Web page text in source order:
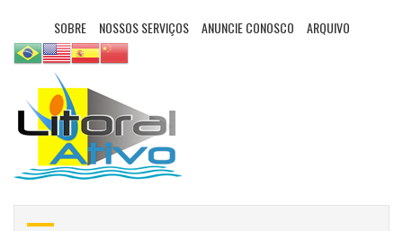
SOBRE NOSSOS SERVIÇOS ANUNCIE CONOSCO ARQUIVO